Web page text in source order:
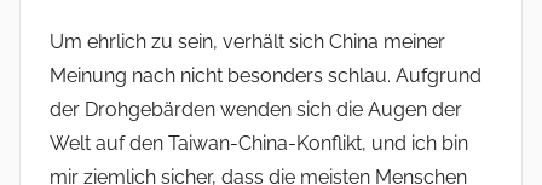
Um ehrlich zu sein, verhält sich China meiner
Meinung nach nicht besonders schlau. Aufgrund
der Drohgebärden wenden sich die Augen der
Welt auf den Taiwan-China-Konflikt, und ich bin
mir ziemlich sicher, dass die meisten Menschen